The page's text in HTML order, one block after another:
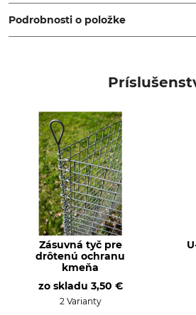
Podrobnosti o položke
Made in Germany
100
Výška
150 cm
4,5
Zásuvná tyč pre
drôtenú ochranu
kmeňa
zo skladu 3,50 €
2 Varianty